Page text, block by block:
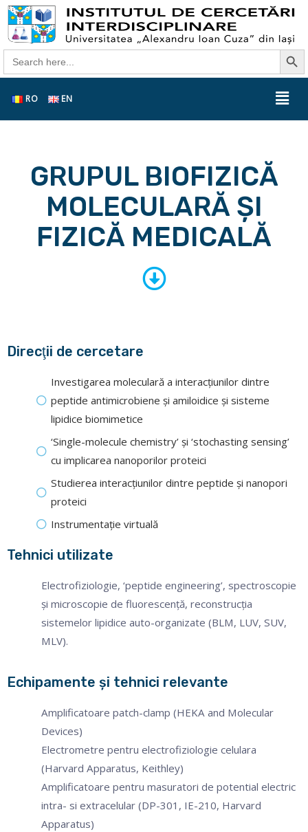
Search
for:
Search
RO EN
GRUPUL BIOFIZICĂ
MOLECULARĂ ȘI
FIZICĂ MEDICALĂ
Direcţii de cercetare
Investigarea moleculară a interacţiunilor dintre
peptide antimicrobiene şi amiloidice şi sisteme
lipidice biomimetice
‘Single-molecule chemistry’ şi ‘stochasting sensing’
cu implicarea nanoporilor proteici
Studierea interacţiunilor dintre peptide şi nanopori
proteici
Instrumentaţie virtuală
Tehnici utilizate
Electrofiziologie, ‘peptide engineering’, spectroscopie
şi microscopie de fluorescenţă, reconstrucţia
sistemelor lipidice auto-organizate (BLM, LUV, SUV,
MLV).
Echipamente şi tehnici relevante
Amplificatoare patch-clamp (HEKA and Molecular
Devices)
Electrometre pentru electrofiziologie celulara
(Harvard Apparatus, Keithley)
Amplificatoare pentru masuratori de potential electric
intra- si extracelular (DP-301, IE-210, Harvard
Apparatus)